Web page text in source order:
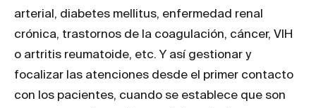
arterial, diabetes mellitus, enfermedad renal
crónica, trastornos de la coagulación, cáncer, VIH
o artritis reumatoide, etc. Y así gestionar y
focalizar las atenciones desde el primer contacto
con los pacientes, cuando se establece que son